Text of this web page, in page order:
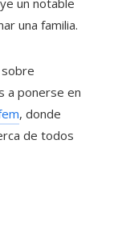
un notable
una familia.
a ponerse en
, donde
de todos